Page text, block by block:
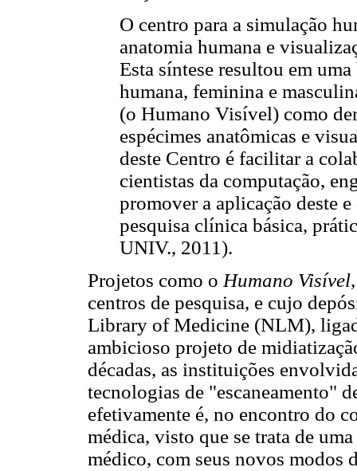
O centro para a simulação
anatomia humana e
Esta síntese resultou em
humana, feminina e
(o Humano Visível) como
espécimes anatômicas e
deste Centro é facilitar a
cientistas da computação,
promover a aplicação deste
pesquisa clínica básica,
UNIV., 2011).
Projetos como o Humano Visível
centros de pesquisa, e cujo
Library of Medicine (NLM),
ambicioso projeto de
décadas, as instituições
tecnologias de "escaneamento"
efetivamente é, no encontro do
médica, visto que se trata de
médico, com seus novos modos